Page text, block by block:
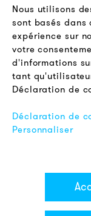
Newsletter
LÉGAL
Conditions
Protection des
Mentions
Nous utilisons
sont basés
expérience sur
votre
d'informations
tant
Déclaration de
Déclaration de
Personnaliser